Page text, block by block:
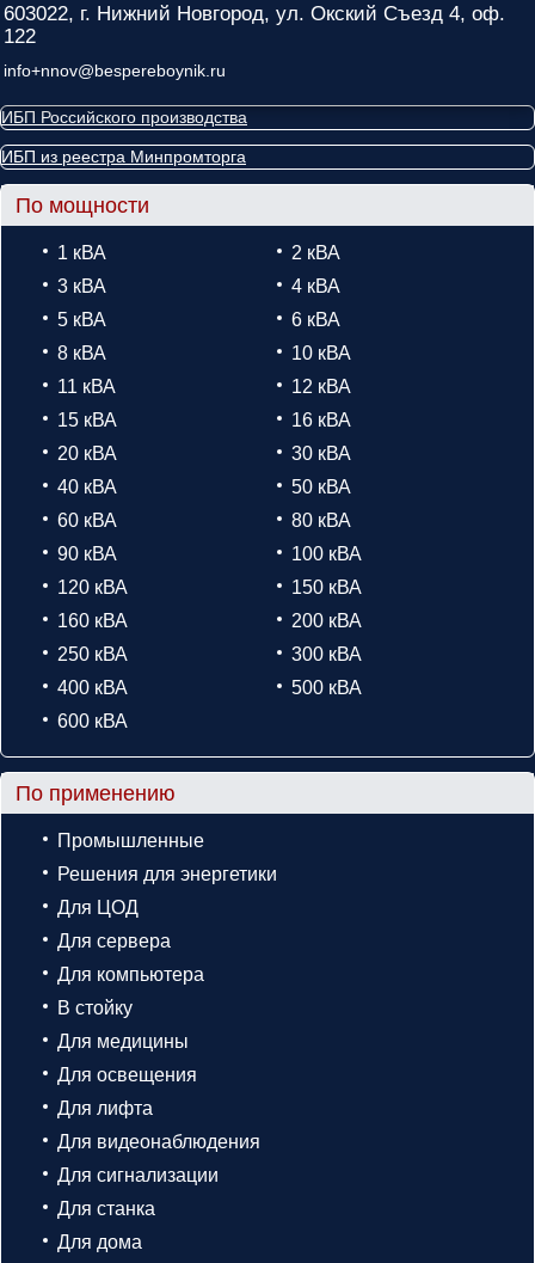
603022, г. Нижний Новгород, ул. Окский Съезд 4, оф.
122
info+nnov@bespereboynik.ru
ИБП Российского производства
ИБП из реестра Минпромторга
По мощности
1 кВА
2 кВА
3 кВА
4 кВА
5 кВА
6 кВА
8 кВА
10 кВА
11 кВА
12 кВА
15 кВА
16 кВА
20 кВА
30 кВА
40 кВА
50 кВА
60 кВА
80 кВА
90 кВА
100 кВА
120 кВА
150 кВА
160 кВА
200 кВА
250 кВА
300 кВА
400 кВА
500 кВА
600 кВА
По применению
Промышленные
Решения для энергетики
Для ЦОД
Для сервера
Для компьютера
В стойку
Для медицины
Для освещения
Для лифта
Для видеонаблюдения
Для сигнализации
Для станка
Для дома